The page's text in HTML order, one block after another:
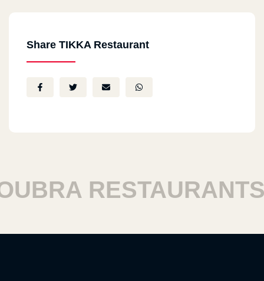
Share TIKKA Restaurant
RESTAURANTS